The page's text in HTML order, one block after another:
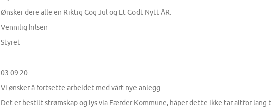
Ønsker dere alle en Riktig Gog Jul og Et Godt Nytt ÅR.
Vennilig hilsen
Styret
03.09.20
Vi ønsker å fortsette arbeidet med vårt nye anlegg.
Det er bestilt strømskap og lys via Færder Kommune, håper dette ikke tar altfor lang